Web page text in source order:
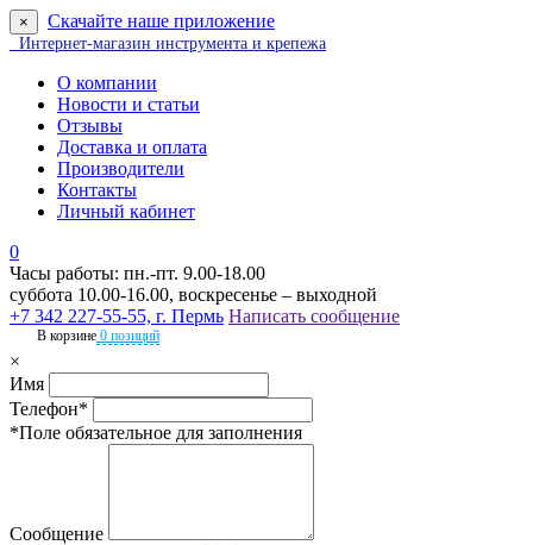
× Скачайте наше приложение
Интернет-магазин инструмента и крепежа
О компании
Новости и статьи
Отзывы
Доставка и оплата
Производители
Контакты
Личный кабинет
0
Часы работы: пн.-пт. 9.00-18.00
суббота 10.00-16.00, воскресенье – выходной
+7 342 227-55-55, г. Пермь Написать сообщение
В корзине 0 позиций
×
Имя
Телефон*
*Поле обязательное для заполнения
Сообщение